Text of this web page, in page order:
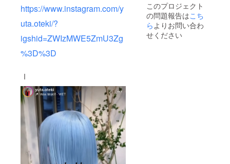
https://www.instagram.com/y
uta.oteki/?
igshid=ZWIzMWE5ZmU3Zg
%3D%3D
ｌ
このプロジェクト
の問題報告はこち
らよりお問い合わ
せください